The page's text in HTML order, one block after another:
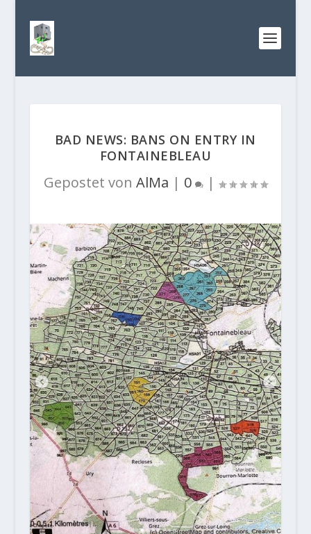
BAD NEWS: BANS ON ENTRY IN
FONTAINEBLEAU
Gepostet von AlMa | 0 |